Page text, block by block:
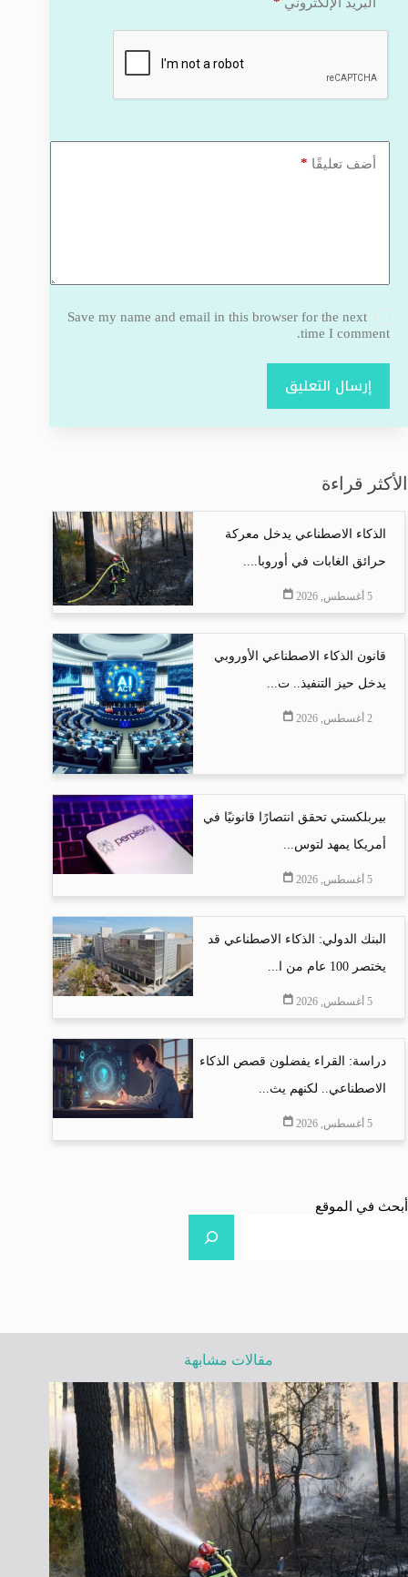
أضف تعليقًا *
Save my name and email in this browser for the next
time I comment.
إرسال التعليق
الأكثر قراءة
الذكاء الاصطناعي يدخل معركة
حرائق الغابات في أوروبا....
5 أغسطس, 2026
قانون الذكاء الاصطناعي الأوروبي
يدخل حيز التنفيذ.. ت...
2 أغسطس, 2026
بيربلكستي تحقق انتصارًا قانونيًا في
أمريكا يمهد لتوس...
5 أغسطس, 2026
البنك الدولي: الذكاء الاصطناعي قد
يختصر 100 عام من ا...
5 أغسطس, 2026
دراسة: القراء يفضلون قصص الذكاء
الاصطناعي.. لكنهم يث...
5 أغسطس, 2026
أبحث في الموقع
مقالات مشابهة